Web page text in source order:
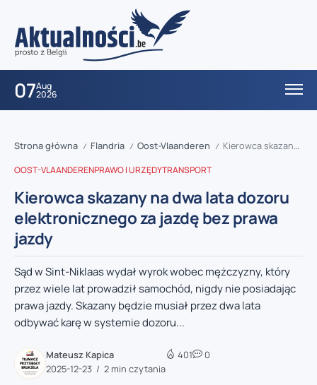
07Aug
2026
Strona główna / Flandria / Oost-Vlaanderen / Kierowca skazany na dwa lata dozoru elektronicznego za jazdę bez prawa jazdy
OOST-VLAANDERENPRAWO I URZĘDYTRANSPORT
Kierowca skazany na dwa lata dozoru
elektronicznego za jazdę bez prawa
jazdy
Sąd w Sint-Niklaas wydał wyrok wobec mężczyzny, który
przez wiele lat prowadził samochód, nigdy nie posiadając
prawa jazdy. Skazany będzie musiał przez dwa lata
odbywać karę w systemie dozoru...
Mateusz Kapica
2025-12-23
2 min czytania
401 0